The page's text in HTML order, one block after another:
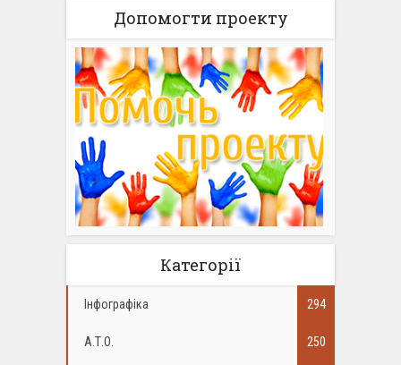
Допомогти проекту
Категорії
Інфографіка 294
А.Т.О. 250